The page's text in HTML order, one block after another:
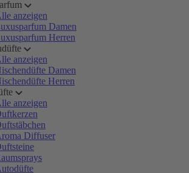
anzeigen
Damen
Herren
anzeigen
Damen
Herren
anzeigen
Diffuser